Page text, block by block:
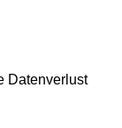
Datenverlust